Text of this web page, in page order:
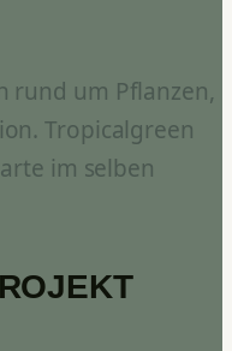
rund um Pflanzen,
Tropicalgreen
im selben